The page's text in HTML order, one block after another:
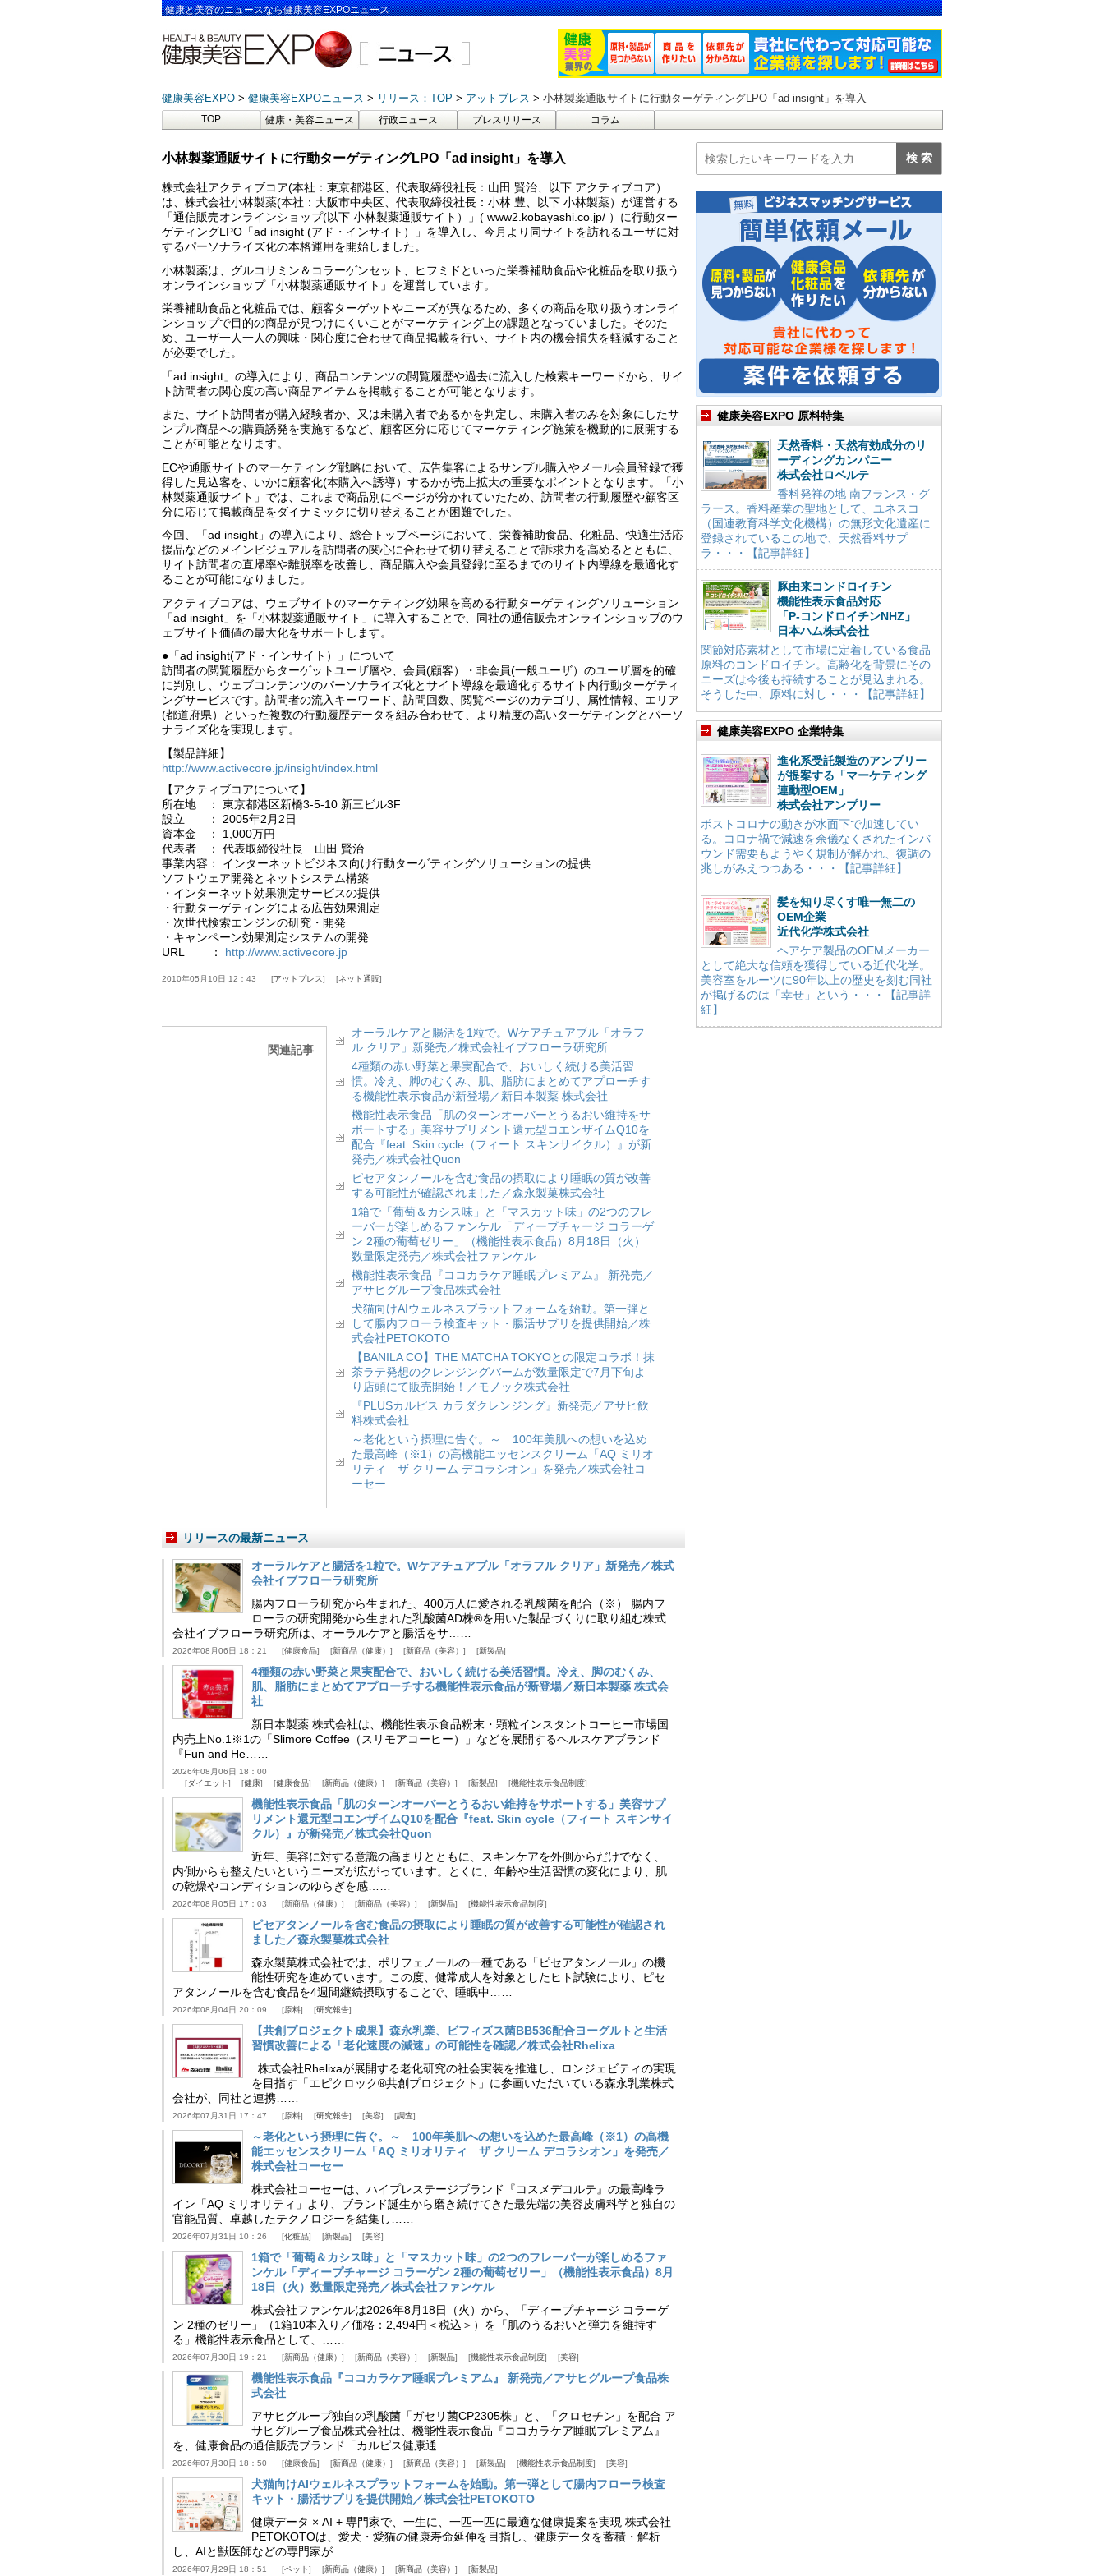
健康と美容のニュースなら健康美容EXPOニュース
健康美容EXPO 健康美容EXPOニュース リリース：TOP アットプレス 小林製薬通販サイトに行動ターゲティングLPO「ad insight」を導入
TOP 健康・美容ニュース 行政ニュース プレスリリース コラム
小林製薬通販サイトに行動ターゲティングLPO「ad insight」を導入
株式会社アクティブコア(本社：東京都港区、代表取締役社長：山田 賢治、以下 アクティブコア）
は、株式会社小林製薬(本社：大阪市中央区、代表取締役社長：小林 豊、以下 小林製薬）が運営する
「通信販売オンラインショップ(以下 小林製薬通販サイト）」( www2.kobayashi.co.jp/ ）に行動ター
ゲティングLPO「ad insight (アド・インサイト）」を導入し、今月より同サイトを訪れるユーザに対
するパーソナライズ化の本格運用を開始しました。
小林製薬は、グルコサミン＆コラーゲンセット、ヒフミドといった栄養補助食品や化粧品を取り扱う
オンラインショップ「小林製薬通販サイト」を運営しています。
栄養補助食品と化粧品では、顧客ターゲットやニーズが異なるため、多くの商品を取り扱うオンライ
ンショップで目的の商品が見つけにくいことがマーケティング上の課題となっていました。そのた
め、ユーザ一人一人の興味・関心度に合わせて商品掲載を行い、サイト内の機会損失を軽減すること
が必要でした。
「ad insight」の導入により、商品コンテンツの閲覧履歴や過去に流入した検索キーワードから、サイ
ト訪問者の関心度の高い商品アイテムを掲載することが可能となります。
また、サイト訪問者が購入経験者か、又は未購入者であるかを判定し、未購入者のみを対象にしたサ
ンプル商品への購買誘発を実施するなど、顧客区分に応じてマーケティング施策を機動的に展開する
ことが可能となります。
ECや通販サイトのマーケティング戦略において、広告集客によるサンプル購入やメール会員登録で獲
得した見込客を、いかに顧客化(本購入へ誘導）するかが売上拡大の重要なポイントとなります。「小
林製薬通販サイト」では、これまで商品別にページが分かれていたため、訪問者の行動履歴や顧客区
分に応じて掲載商品をダイナミックに切り替えることが困難でした。
今回、「ad insight」の導入により、総合トップページにおいて、栄養補助食品、化粧品、快適生活応
援品などのメインビジュアルを訪問者の関心に合わせて切り替えることで訴求力を高めるとともに、
サイト訪問者の直帰率や離脱率を改善し、商品購入や会員登録に至るまでのサイト内導線を最適化す
ることが可能になりました。
アクティブコアは、ウェブサイトのマーケティング効果を高める行動ターゲティングソリューション
「ad insight」を「小林製薬通販サイト」に導入することで、同社の通信販売オンラインショップのウ
ェブサイト価値の最大化をサポートします。
●「ad insight(アド・インサイト）」について
訪問者の閲覧履歴からターゲットユーザ層や、会員(顧客）・非会員(一般ユーザ）のユーザ層を的確
に判別し、ウェブコンテンツのパーソナライズ化とサイト導線を最適化するサイト内行動ターゲティ
ングサービスです。訪問者の流入キーワード、訪問回数、閲覧ページのカテゴリ、属性情報、エリア
(都道府県）といった複数の行動履歴データを組み合わせて、より精度の高いターゲティングとパーソ
ナライズ化を実現します。
【製品詳細】
http://www.activecore.jp/insight/index.html
【アクティブコアについて】
所在地 ： 東京都港区新橋3-5-10 新三ビル3F
設立 ： 2005年2月2日
資本金 ： 1,000万円
代表者 ： 代表取締役社長 山田 賢治
事業内容： インターネットビジネス向け行動ターゲティングソリューションの提供
ソフトウェア開発とネットシステム構築
・インターネット効果測定サービスの提供
・行動ターゲティングによる広告効果測定
・次世代検索エンジンの研究・開発
・キャンペーン効果測定システムの開発
URL ： http://www.activecore.jp
2010年05月10日 12：43 アットプレス ネット通販
関連記事
オーラルケアと腸活を1粒で。Wケアチュアブル「オラフ
ル クリア」新発売／株式会社イブフローラ研究所
4種類の赤い野菜と果実配合で、おいしく続ける美活習
慣。冷え、脚のむくみ、肌、脂肪にまとめてアプローチす
る機能性表示食品が新登場／新日本製薬 株式会社
機能性表示食品「肌のターンオーバーとうるおい維持をサ
ポートする」美容サプリメント還元型コエンザイムQ10を
配合『feat. Skin cycle（フィート スキンサイクル）』が新
発売／株式会社Quon
ピセアタンノールを含む食品の摂取により睡眠の質が改善
する可能性が確認されました／森永製菓株式会社
1箱で「葡萄＆カシス味」と「マスカット味」の2つのフレ
ーバーが楽しめるファンケル「ディープチャージ コラーゲ
ン 2種の葡萄ゼリー」（機能性表示食品）8月18日（火）
数量限定発売／株式会社ファンケル
機能性表示食品『ココカラケア睡眠プレミアム』 新発売／
アサヒグループ食品株式会社
犬猫向けAIウェルネスプラットフォームを始動。第一弾と
して腸内フローラ検査キット・腸活サプリを提供開始／株
式会社PETOKOTO
【BANILA CO】THE MATCHA TOKYOとの限定コラボ！抹
茶ラテ発想のクレンジングバームが数量限定で7月下旬よ
り店頭にて販売開始！／モノック株式会社
『PLUSカルピス カラダクレンジング』新発売／アサヒ飲
料株式会社
～老化という摂理に告ぐ。～ 100年美肌への想いを込め
た最高峰（※1）の高機能エッセンスクリーム「AQ ミリオ
リティ ザ クリーム デコラシオン」を発売／株式会社コ
ーセー
リリースの最新ニュース
オーラルケアと腸活を1粒で。Wケアチュアブル「オラフル クリア」新発売／株式
会社イブフローラ研究所
腸内フローラ研究から生まれた、400万人に愛される乳酸菌を配合（※） 腸内フ
ローラの研究開発から生まれた乳酸菌AD株®を用いた製品づくりに取り組む株式
会社イブフローラ研究所は、オーラルケアと腸活をサ……
2026年08月06日 18：21 健康食品 新商品（健康） 新商品（美容） 新製品
4種類の赤い野菜と果実配合で、おいしく続ける美活習慣。冷え、脚のむくみ、
肌、脂肪にまとめてアプローチする機能性表示食品が新登場／新日本製薬 株式会
社
新日本製薬 株式会社は、機能性表示食品粉末・顆粒インスタントコーヒー市場国
内売上No.1※1の「Slimore Coffee（スリモアコーヒー）」などを展開するヘルスケアブランド
『Fun and He……
2026年08月06日 18：00
ダイエット
健康 健康食品 新商品（健康） 新商品（美容） 新製品 機能性表示食品制度
機能性表示食品「肌のターンオーバーとうるおい維持をサポートする」美容サプ
リメント還元型コエンザイムQ10を配合『feat. Skin cycle（フィート スキンサイ
クル）』が新発売／株式会社Quon
近年、美容に対する意識の高まりとともに、スキンケアを外側からだけでなく、
内側からも整えたいというニーズが広がっています。とくに、年齢や生活習慣の変化により、肌
の乾燥やコンディションのゆらぎを感……
2026年08月05日 17：03 新商品（健康） 新商品（美容） 新製品 機能性表示食品制度
ピセアタンノールを含む食品の摂取により睡眠の質が改善する可能性が確認され
ました／森永製菓株式会社
森永製菓株式会社では、ポリフェノールの一種である「ピセアタンノール」の機
能性研究を進めています。この度、健常成人を対象としたヒト試験により、ピセ
アタンノールを含む食品を4週間継続摂取することで、睡眠中……
2026年08月04日 20：09 原料 研究報告
【共創プロジェクト成果】森永乳業、ビフィズス菌BB536配合ヨーグルトと生活
習慣改善による「老化速度の減速」の可能性を確認／株式会社Rhelixa
株式会社Rhelixaが展開する老化研究の社会実装を推進し、ロンジェビティの実現
を目指す「エピクロック®共創プロジェクト」に参画いただいている森永乳業株式
会社が、同社と連携……
2026年07月31日 17：47 原料 研究報告 美容 調査
～老化という摂理に告ぐ。～ 100年美肌への想いを込めた最高峰（※1）の高機
能エッセンスクリーム「AQ ミリオリティ ザ クリーム デコラシオン」を発売／
株式会社コーセー
株式会社コーセーは、ハイプレステージブランド『コスメデコルテ』の最高峰ラ
イン「AQ ミリオリティ」より、ブランド誕生から磨き続けてきた最先端の美容皮膚科学と独自の
官能品質、卓越したテクノロジーを結集し……
2026年07月31日 10：26 化粧品 新製品 美容
1箱で「葡萄＆カシス味」と「マスカット味」の2つのフレーバーが楽しめるファ
ンケル「ディープチャージ コラーゲン 2種の葡萄ゼリー」（機能性表示食品）8月
18日（火）数量限定発売／株式会社ファンケル
株式会社ファンケルは2026年8月18日（火）から、「ディープチャージ コラーゲ
ン 2種のゼリー」（1箱10本入り／価格：2,494円＜税込＞）を「肌のうるおいと弾力を維持す
る」機能性表示食品として、……
2026年07月30日 19：21 新商品（健康） 新商品（美容） 新製品 機能性表示食品制度 美容
機能性表示食品『ココカラケア睡眠プレミアム』 新発売／アサヒグループ食品株
式会社
アサヒグループ独自の乳酸菌「ガセリ菌CP2305株」と、「クロセチン」を配合 ア
サヒグループ食品株式会社は、機能性表示食品『ココカラケア睡眠プレミアム』
を、健康食品の通信販売ブランド「カルピス健康通……
2026年07月30日 18：50 健康食品 新商品（健康） 新商品（美容） 新製品 機能性表示食品制度 美容
犬猫向けAIウェルネスプラットフォームを始動。第一弾として腸内フローラ検査
キット・腸活サプリを提供開始／株式会社PETOKOTO
健康データ × AI + 専門家で、一生に、一匹一匹に最適な健康提案を実現 株式会社
PETOKOTOは、愛犬・愛猫の健康寿命延伸を目指し、健康データを蓄積・解析
し、AIと獣医師などの専門家が……
2026年07月29日 18：51 ペット 新商品（健康） 新商品（美容） 新製品
健康美容EXPO 原料特集
天然香料・天然有効成分のリ
ーディングカンパニー
株式会社ロベルテ
香料発祥の地 南フランス・グ
ラース。香料産業の聖地として、ユネスコ
（国連教育科学文化機構）の無形文化遺産に
登録されているこの地で、天然香料サプ
ラ・・・【記事詳細】
豚由来コンドロイチン
機能性表示食品対応
「P-コンドロイチンNHZ」
日本ハム株式会社
関節対応素材として市場に定着している食品
原料のコンドロイチン。高齢化を背景にその
ニーズは今後も持続することが見込まれる。
そうした中、原料に対し・・・【記事詳細】
健康美容EXPO 企業特集
進化系受託製造のアンプリー
が提案する「マーケティング
連動型OEM」
株式会社アンプリー
ポストコロナの動きが水面下で加速してい
る。コロナ禍で減速を余儀なくされたインバ
ウンド需要もようやく規制が解かれ、復調の
兆しがみえつつある・・・【記事詳細】
髪を知り尽くす唯一無二の
OEM企業
近代化学株式会社
ヘアケア製品のOEMメーカー
として絶大な信頼を獲得している近代化学。
美容室をルーツに90年以上の歴史を刻む同社
が掲げるのは「幸せ」という・・・【記事詳
細】